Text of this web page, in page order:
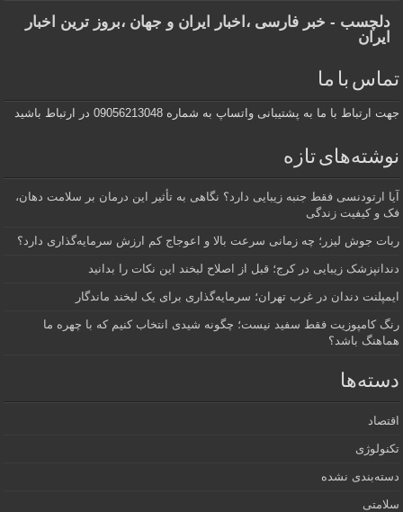
دلچسب - خبر فارسی ،اخبار ایران و جهان ،بروز ترین اخبار
ایران
تماس با ما
جهت ارتباط با ما به پشتیبانی واتساپ به شماره 09056213048 در ارتباط باشید
نوشته‌های تازه
آیا ارتودنسی فقط جنبه زیبایی دارد؟ نگاهی به تأثیر این درمان بر سلامت دهان،
فک و کیفیت زندگی
ربات جوش لیزر؛ چه زمانی سرعت بالا و اعوجاج کم ارزش سرمایه‌گذاری دارد؟
دندانپزشک زیبایی در کرج؛ قبل از اصلاح لبخند این نکات را بدانید
ایمپلنت دندان در غرب تهران؛ سرمایه‌گذاری برای یک لبخند ماندگار
رنگ کامپوزیت فقط سفید نیست؛ چگونه شیدی انتخاب کنیم که با چهره ما
هماهنگ باشد؟
دسته‌ها
اقتصاد
تکنولوژی
دسته‌بندی نشده
سلامتی